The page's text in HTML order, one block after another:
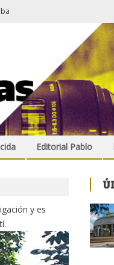
Editorial Pablo
y es